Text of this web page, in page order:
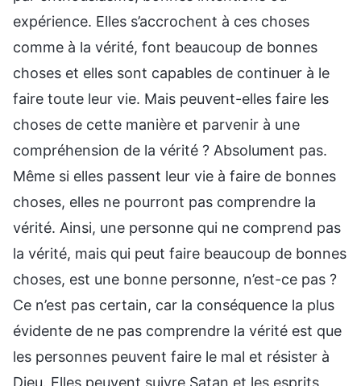
expérience. Elles s’accrochent à ces choses
comme à la vérité, font beaucoup de bonnes
choses et elles sont capables de continuer à le
faire toute leur vie. Mais peuvent-elles faire les
choses de cette manière et parvenir à une
compréhension de la vérité ? Absolument pas.
Même si elles passent leur vie à faire de bonnes
choses, elles ne pourront pas comprendre la
vérité. Ainsi, une personne qui ne comprend pas
la vérité, mais qui peut faire beaucoup de bonnes
choses, est une bonne personne, n’est-ce pas ?
Ce n’est pas certain, car la conséquence la plus
évidente de ne pas comprendre la vérité est que
les personnes peuvent faire le mal et résister à
Dieu. Elles peuvent suivre Satan et les esprits